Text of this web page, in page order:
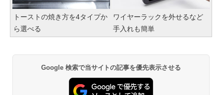
トーストの焼き方を4タイプか
ら選べる
ワイヤーラックを外せるなど
手入れも簡単
Google 検索で当サイトの記事を優先表示させる